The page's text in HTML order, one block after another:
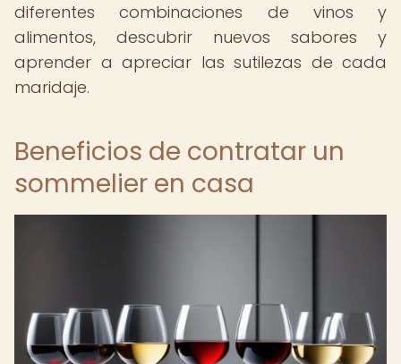
diferentes combinaciones de vinos y
alimentos, descubrir nuevos sabores y
aprender a apreciar las sutilezas de cada
maridaje.
Beneficios de contratar un
sommelier en casa